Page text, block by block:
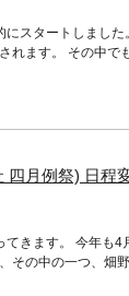
スタートしました
れます。 その中で
四月例祭) 日程
てきます。 今年も4
その中の一つ、畑野